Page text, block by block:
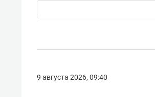
9 августа 2026, 09:40